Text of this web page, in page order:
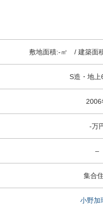
敷地面積:-㎡ / 建築面
S造・地上
2006
-万
–
集合
小野加